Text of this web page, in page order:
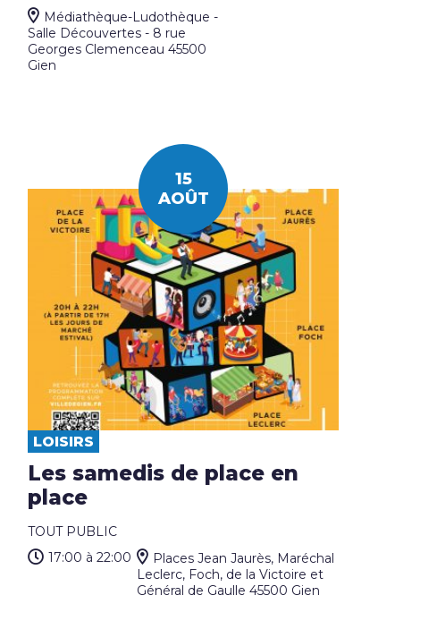
Médiathèque-Ludothèque -
Salle Découvertes - 8 rue
Georges Clemenceau 45500
Gien
15
AOÛT
LOISIRS
Les samedis de place en
place
TOUT PUBLIC
17:00 à 22:00
Places Jean Jaurès, Maréchal
Leclerc, Foch, de la Victoire et
Général de Gaulle 45500 Gien